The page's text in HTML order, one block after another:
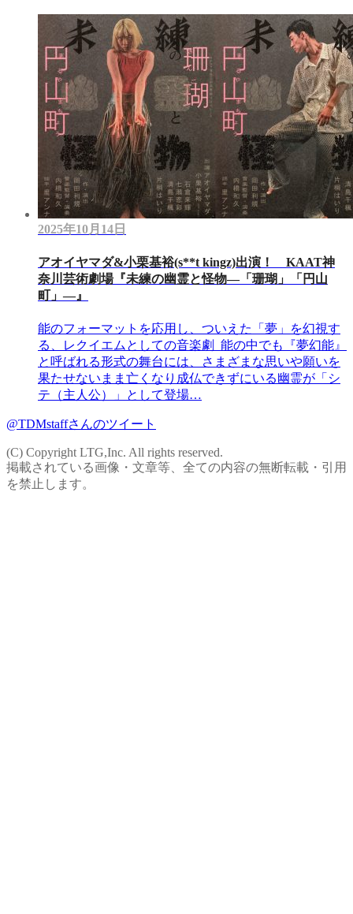
2025年10月14日
アオイヤマダ&小栗基裕(s**t kingz)出演！ KAAT神
奈川芸術劇場『未練の幽霊と怪物―「珊瑚」「円山
町」―』
能のフォーマットを応用し、ついえた「夢」を幻視す
る、レクイエムとしての音楽劇 能の中でも『夢幻能』
と呼ばれる形式の舞台には、さまざまな思いや願いを
果たせないまま亡くなり成仏できずにいる幽霊が「シ
テ（主人公）」として登場…
@TDMstaffさんのツイート
(C) Copyright LTG,Inc. All rights reserved.
掲載されている画像・文章等、全ての内容の無断転載・引用
を禁止します。